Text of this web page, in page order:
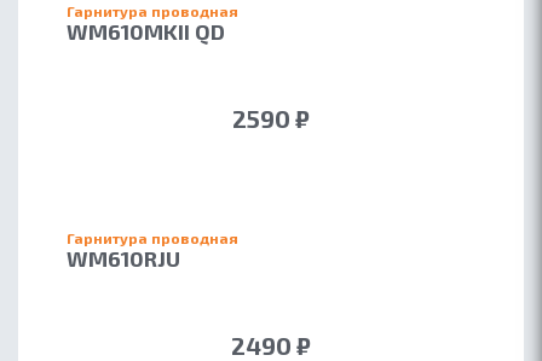
Гарнитура проводная
WM610MKII QD
2590 ₽
Гарнитура проводная
WM610RJU
2490 ₽